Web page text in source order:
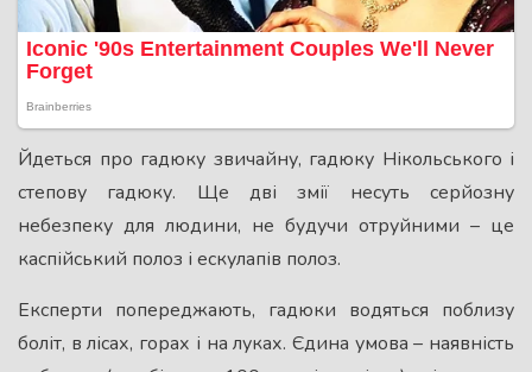
Йдеться про гадюку звичайну, гадюку Нікольського і
степову гадюку. Ще дві змії несуть серйозну
небезпеку для людини, не будучи отруйними – це
каспійський полоз і ескулапів полоз.
Експерти попереджають, гадюки водяться поблизу
боліт, в лісах, горах і на луках. Єдина умова – наявність